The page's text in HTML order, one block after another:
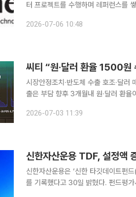
터 프로젝트를 수행하며 레퍼런스를
이터센터용 비상발전기 시장에서
2026-07-06 10:48
씨티 “원·달러 환율 1500원
시장안정조치·반도체 수출 호조·달
출은 부담 향후 3개월내 원·달러 환율이 1500원 수준까지 하락할 것이라는 전망이 나왔다. 외국인
조에 따른 달러 공급이 이를 상쇄하면
2026-07-03 11:39
신한자산운용 TDF, 설정액
신한자산운용은 ‘신한 타깃데이트펀
를 기록했다고 30일 밝혔다. 펀드평가사 제로인에 따르면 지난 26일 기준 신한자산운용의 ‘신한마